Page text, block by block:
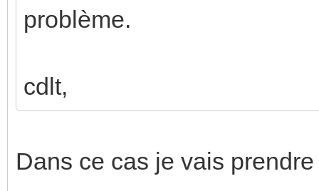
problème.
cdlt,
Dans ce cas je vais